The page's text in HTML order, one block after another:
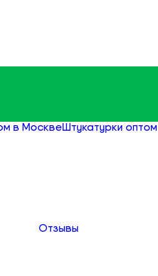
Отзывы
в МосквеШтукатурки оптом